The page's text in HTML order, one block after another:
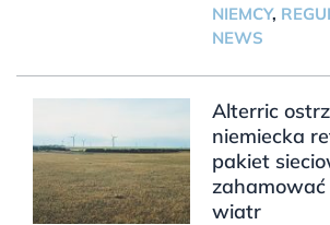
NIEMCY,
NEWS
Alterric
niemiecka
pakiet
wiatr